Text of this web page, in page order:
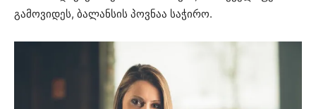
გამოვიდეს, ბალანსის პოვნაა საჭირო.